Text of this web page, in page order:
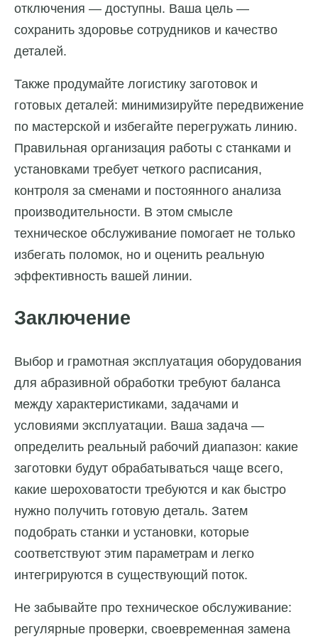
отключения — доступны. Ваша цель —
сохранить здоровье сотрудников и качество
деталей.
Также продумайте логистику заготовок и
готовых деталей: минимизируйте передвижение
по мастерской и избегайте перегружать линию.
Правильная организация работы с станками и
установками требует четкого расписания,
контроля за сменами и постоянного анализа
производительности. В этом смысле
техническое обслуживание помогает не только
избегать поломок, но и оценить реальную
эффективность вашей линии.
Заключение
Выбор и грамотная эксплуатация оборудования
для абразивной обработки требуют баланса
между характеристиками, задачами и
условиями эксплуатации. Ваша задача —
определить реальный рабочий диапазон: какие
заготовки будут обрабатываться чаще всего,
какие шероховатости требуются и как быстро
нужно получить готовую деталь. Затем
подобрать станки и установки, которые
соответствуют этим параметрам и легко
интегрируются в существующий поток.
Не забывайте про техническое обслуживание:
регулярные проверки, своевременная замена